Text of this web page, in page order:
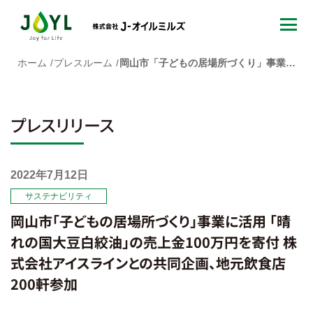
ホーム プレスルーム 岡山市「子どもの居場所づくり」事業に活用 「晴れの国大豆白絞油」の売上金100万円を寄付 株式会社アイスラインとの共同企画、地元飲食店200軒参加
プレスリリース
2022年7月12日
サステナビリティ
岡山市「子どもの居場所づくり」事業に活用 「晴
れの国大豆白絞油」の売上金100万円を寄付 株
式会社アイスラインとの共同企画、地元飲食店
200軒参加